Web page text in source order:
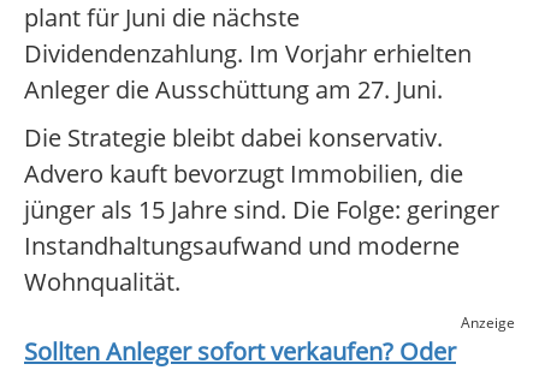
plant für Juni die nächste
Dividendenzahlung. Im Vorjahr erhielten
Anleger die Ausschüttung am 27. Juni.
Die Strategie bleibt dabei konservativ.
Advero kauft bevorzugt Immobilien, die
jünger als 15 Jahre sind. Die Folge: geringer
Instandhaltungsaufwand und moderne
Wohnqualität.
Anzeige
Sollten Anleger sofort verkaufen? Oder